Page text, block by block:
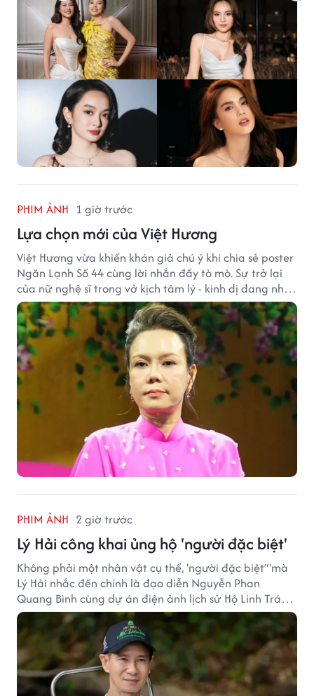
PHIM ẢNH 1 giờ trước
Lựa chọn mới của Việt Hương
Việt Hương vừa khiến khán giả chú ý khi chia sẻ poster
Ngăn Lạnh Số 44 cùng lời nhắn đầy tò mò. Sự trở lại
của nữ nghệ sĩ trong vở kịch tâm lý - kinh dị đang nhận
được nhiều quan tâm từ công chúng.
PHIM ẢNH 2 giờ trước
Lý Hải công khai ủng hộ 'người đặc biệt'
Không phải một nhân vật cụ thể, 'người đặc biệt”'mà
Lý Hải nhắc đến chính là đạo diễn Nguyễn Phan
Quang Bình cùng dự án điện ảnh lịch sử Hộ Linh Tráng
Sĩ: Bí Ẩn Mộ Vua Đinh.